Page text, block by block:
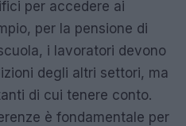
per accedere ai
per la pensione di
i lavoratori devono
degli altri settori, ma
di cui tenere conto.
è fondamentale per